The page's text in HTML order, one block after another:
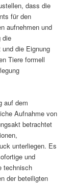
dass die
für den
aufnehmen und
die
die Eignung
Tiere formell
auf dem
Aufnahme von
betrachtet
unterliegen. Es
und
technisch
der beteiligten